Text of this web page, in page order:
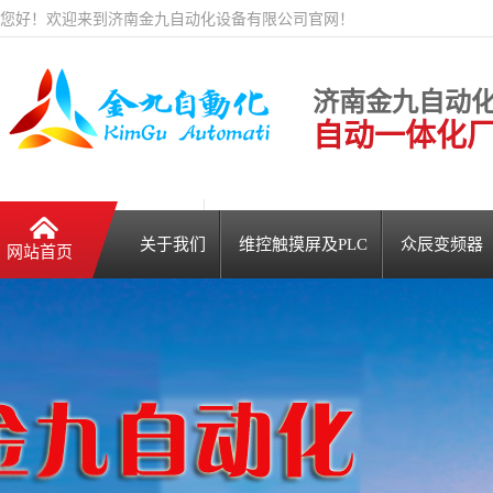
您好！欢迎来到济南金九自动化设备有限公司官网！
济南金九自动
自动一体化
网站首页 关于我们 维控触摸屏及PLC 众辰变频器